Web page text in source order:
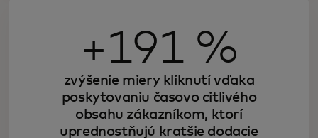
+191 %
zvýšenie miery kliknutí vďaka
poskytovaniu časovo citlivého
obsahu zákazníkom, ktorí
uprednostňujú kratšie dodacie